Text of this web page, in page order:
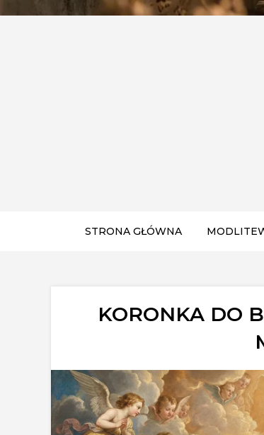
STRONA GŁÓWNA
KORONKA DO